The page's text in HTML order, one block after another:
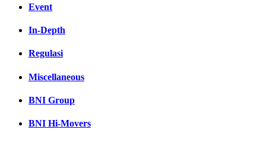
Event
In-Depth
Regulasi
Miscellaneous
BNI Group
BNI Hi-Movers